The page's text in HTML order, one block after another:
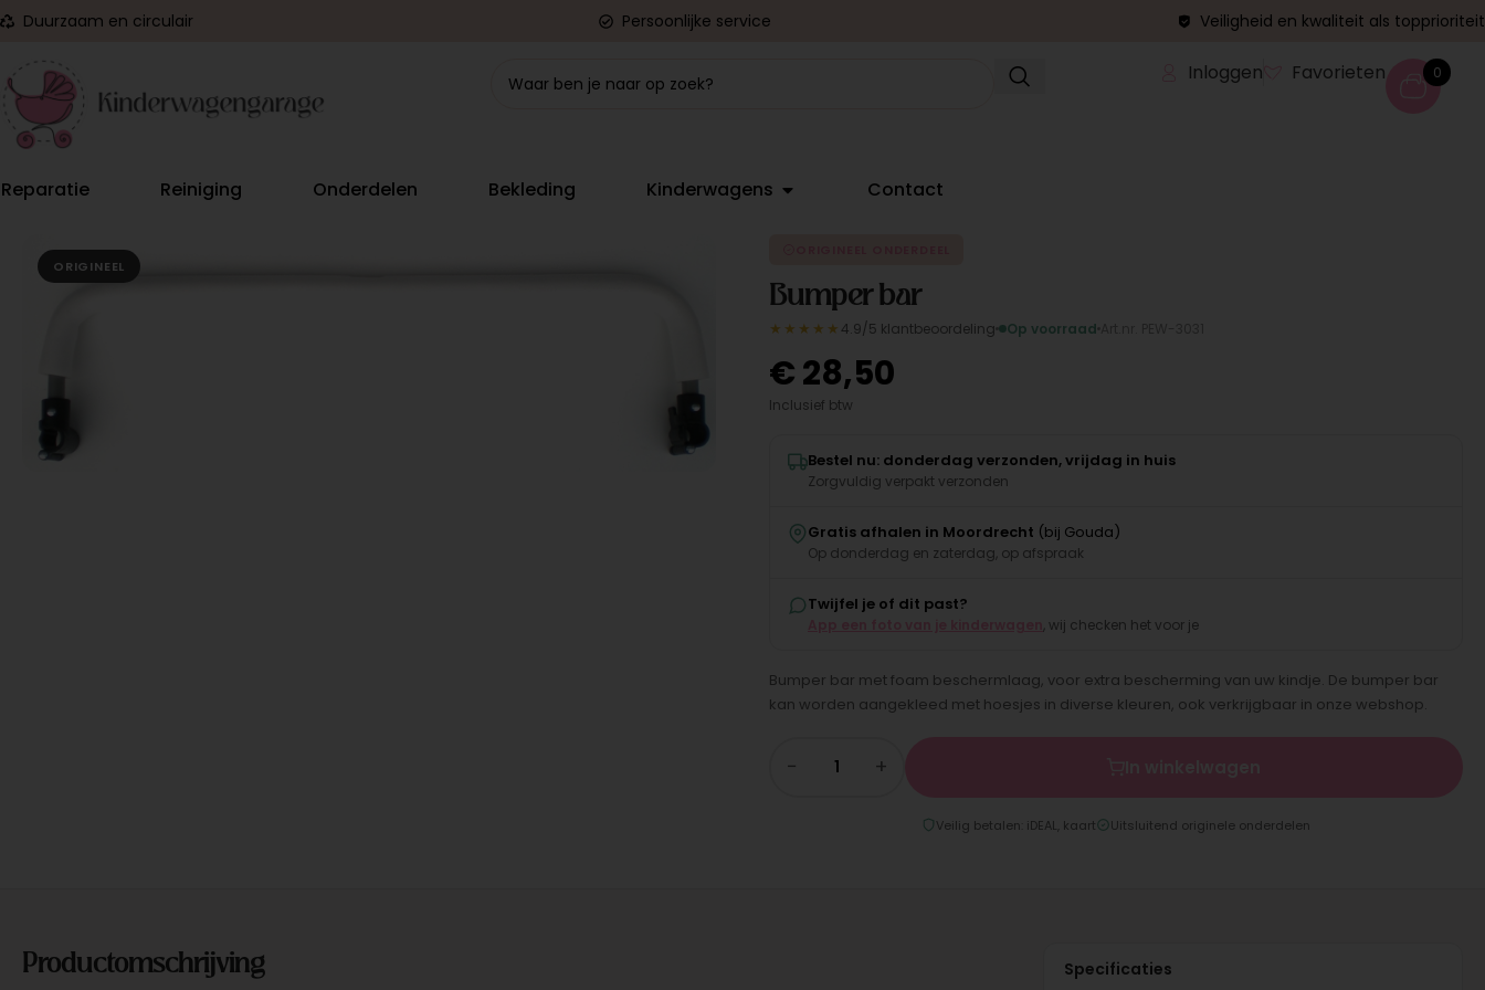
Duurzaam en circulair Persoonlijke service Veiligheid en kwaliteit als topprioriteit
Inloggen Favorieten 0
Reparatie Reiniging Onderdelen Bekleding Kinderwagens Contact
ORIGINEEL
Bumper bar
★★★★★ 4.9/5 klantbeoordeling Op voorraad
€28,50
Inclusief btw
Bestel nu: donderdag verzonden, vrijdag in huis
Zorgvuldig verpakt verzonden
Gratis afhalen in Moordrecht (bij Gouda)
Op donderdag en zaterdag, op afspraak
Twijfel je of dit past?
, wij checken het voor je
Bumper bar met foam beschermlaag, voor extra bescherming van uw kindje. De bumper bar
kan worden aangekleed met hoesjes in diverse kleuren, ook verkrijgbaar in onze webshop.
− +
Veilig betalen: iDEAL, kaart Uitsluitend originele onderdelen
Productomschrijving Specificaties